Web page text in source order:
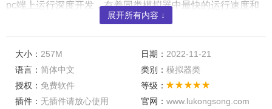
pc端上运行深度开发，有着同类模拟器中最快的运行速度和
最稳定的性能。玩家可以通过它在电脑上玩手机游戏，感受
[软件功能]
【完美的操控性能】
键盘鼠标玩游戏，操作简单方便，单手秒杀手机党
展开所有内容 ↓
大小： 257M 日期： 2022-11-21
语言： 简体中文 类别： 模拟器类
授权： 免费软件
等级：
插件： 无插件请放心使用 官网： www.lukongsong.com